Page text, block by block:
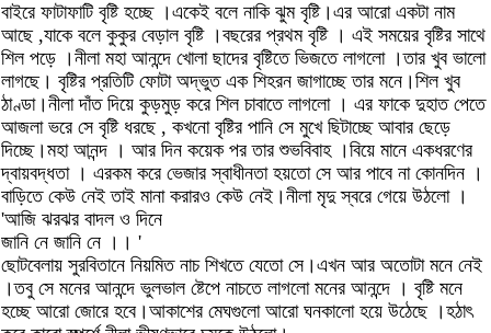
বাইরে ফাটাফাটি বৃষ্টি হচ্ছে ।একেই বলে নাকি ঝুম বৃষ্টি।এর আরো একটা নাম
আছে ,যাকে বলে কুকুর বেড়াল বৃষ্টি ।বছরের প্রথম বৃষ্টি । এই সময়ের বৃষ্টির সাথে
শিল পড়ে ।নীলা মহা আনন্দে খোলা ছাদের বৃষ্টিতে ভিজতে লাগলো ।তার খুব ভালো
লাগছে। বৃষ্টির প্রতিটি ফোটা অদ্ভুত এক শিহরন জাগাচ্ছে তার মনে।শিল খুব
ঠাণ্ডা।নীলা দাঁত দিয়ে কুড়মুড় করে শিল চাবাতে লাগলো । এর ফাকে দুহাত পেতে
আজলা ভরে সে বৃষ্টি ধরছে , কখনো বৃষ্টির পানি সে মুখে ছিটাচ্ছে আবার ছেড়ে
দিচ্ছে।মহা আনন্দ । আর দিন কয়েক পর তার শুভবিবাহ ।বিয়ে মানে একধরণের
দ্বায়বদ্ধতা । এরকম করে ভেজার স্বাধীনতা হয়তো সে আর পাবে না কোনদিন ।
বাড়িতে কেউ নেই তাই মানা করারও কেউ নেই।নীলা মৃদু স্বরে গেয়ে উঠলো ।
'আজি ঝরঝর বাদল ও দিনে
জানি নে জানি নে ।। '
ছোটবেলায় সুরবিতানে নিয়মিত নাচ শিখতে যেতো সে।এখন আর অতোটা মনে নেই
।তবু সে মনের আনন্দে ভুলভাল ষ্টেপে নাচতে লাগলো মনের আনন্দে । বৃষ্টি মনে
হচ্ছে আরো জোরে হবে।আকাশের মেঘগুলো আরো ঘনকালো হয়ে উঠেছে ।হঠাৎ